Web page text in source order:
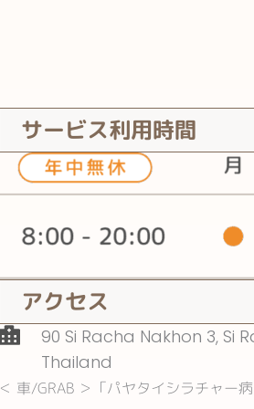
サービス利用時間
アクセス
90 Si Racha Nakhon 3, Si
Thailand
＜ 車/GRAB ＞「パヤタイシラチャー